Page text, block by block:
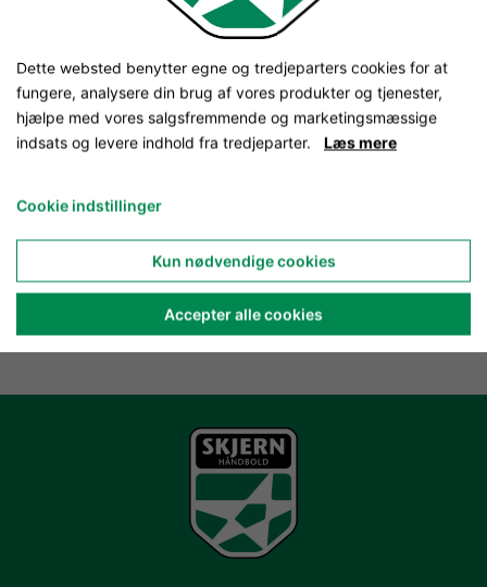
Dette websted benytter egne og tredjeparters cookies for at
fungere, analysere din brug af vores produkter og tjenester,
hjælpe med vores salgsfremmende og marketingsmæssige
indsats og levere indhold fra tredjeparter. Læs mere
Cookie indstillinger
Kun nødvendige cookies
Accepter alle cookies